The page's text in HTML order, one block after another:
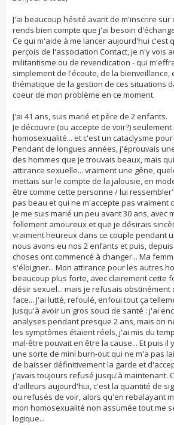
e
J'ai beaucoup hésité avant de m'inscrire sur
rends bien compte que j'ai besoin
Ce qui m'aide à me lancer aujourd'hui c'est
perçois de l'association Contact, je n'y vois
militantisme ou de revendication - qui
simplement de l'écoute, de la bienveillance,
thématique de la gestion de ces situations
coeur de mon problème en ce moment.
J'ai 41 ans, suis marié et père de 2 enfants.
Je découvre (ou accepte de voir?)
homosexualité... et c'est un cataclysme pour
Pendant de longues années, j'éprouvais
des hommes que je trouvais beaux, mais
attirance sexuelle... vraiment une gêne,
mettais sur le compte de la jalousie, en
être comme cette personne / lui
pas beau et qui ne m'accepte pas vraiment
Je me suis marié un peu avant 30 ans, avec
follement amoureux et que je désirais
vraiment heureux dans ce couple pendant
nous avons eu nos 2 enfants et puis,
choses ont commencé à changer... Ma
s'éloigner... Mon attirance pour les autres
beaucoup plus forte, avec clairement cette
désir sexuel... mais je refusais obstinément
face... J'ai lutté, refoulé, enfoui tout ça
Jusqu'à avoir un gros souci de santé : j'ai
analyses pendant presque 2 ans, mais on
les symptômes étaient réels, j'ai mis du
mal-être pouvait en être la cause... Et puis il
une sorte de mini burn-out qui ne m'a pas
de baisser définitivement la garde et
j'avais toujours refusé jusqu'à maintenant.
d'ailleurs aujourd'hui, c'est la quantité de
ou refusés de voir, alors qu'en rebalayant
mon homosexualité non assumée tout me
logique...